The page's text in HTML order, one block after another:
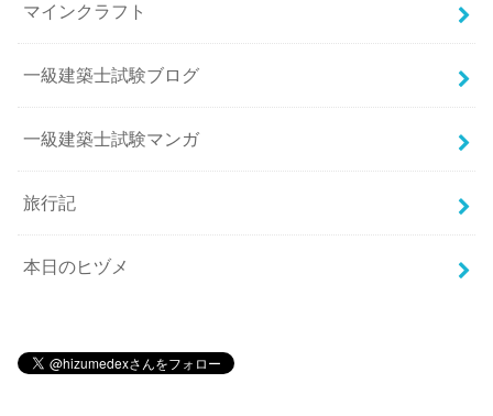
マインクラフト
一級建築士試験ブログ
一級建築士試験マンガ
旅行記
本日のヒヅメ